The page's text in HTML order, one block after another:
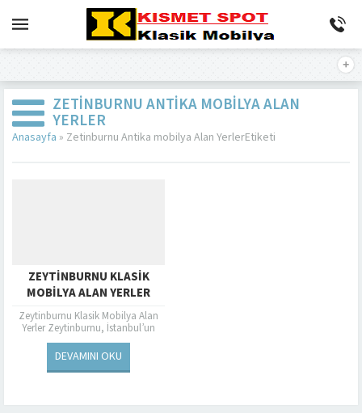
ZETINBURNU ANTIKA MOBILYA ALAN
YERLER
Anasayfa » Zetinburnu Antika mobilya Alan YerlerEtiketi
ZEYTINBURNU KLASIK
MOBILYA ALAN YERLER
Zeytinburnu Klasik Mobilya Alan
Yerler Zeytinburnu, İstanbul’un
güzelliklerinden biri olan
semtlerinden biridir. Bu semt
zenginlikleriyle değil,...
DEVAMINI OKU